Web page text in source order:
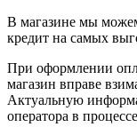
В магазине мы
кредит на самых
При оформлении
магазин вправе
Актуальную
оператора в